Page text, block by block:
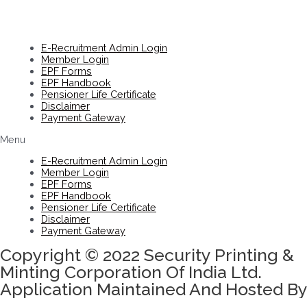
E-Recruitment Admin Login
Member Login
EPF Forms
EPF Handbook
Pensioner Life Certificate
Disclaimer
Payment Gateway
Menu
E-Recruitment Admin Login
Member Login
EPF Forms
EPF Handbook
Pensioner Life Certificate
Disclaimer
Payment Gateway
Copyright © 2022 Security Printing &
Minting Corporation Of India Ltd.
Application Maintained And Hosted By